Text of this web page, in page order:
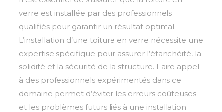
verre est installée par des professionnels
qualifiés pour garantir un résultat optimal.
L’installation d’une toiture en verre nécessite une
expertise spécifique pour assurer l’étanchéité, la
solidité et la sécurité de la structure. Faire appel
à des professionnels expérimentés dans ce
domaine permet d’éviter les erreurs coûteuses
et les problèmes futurs liés à une installation